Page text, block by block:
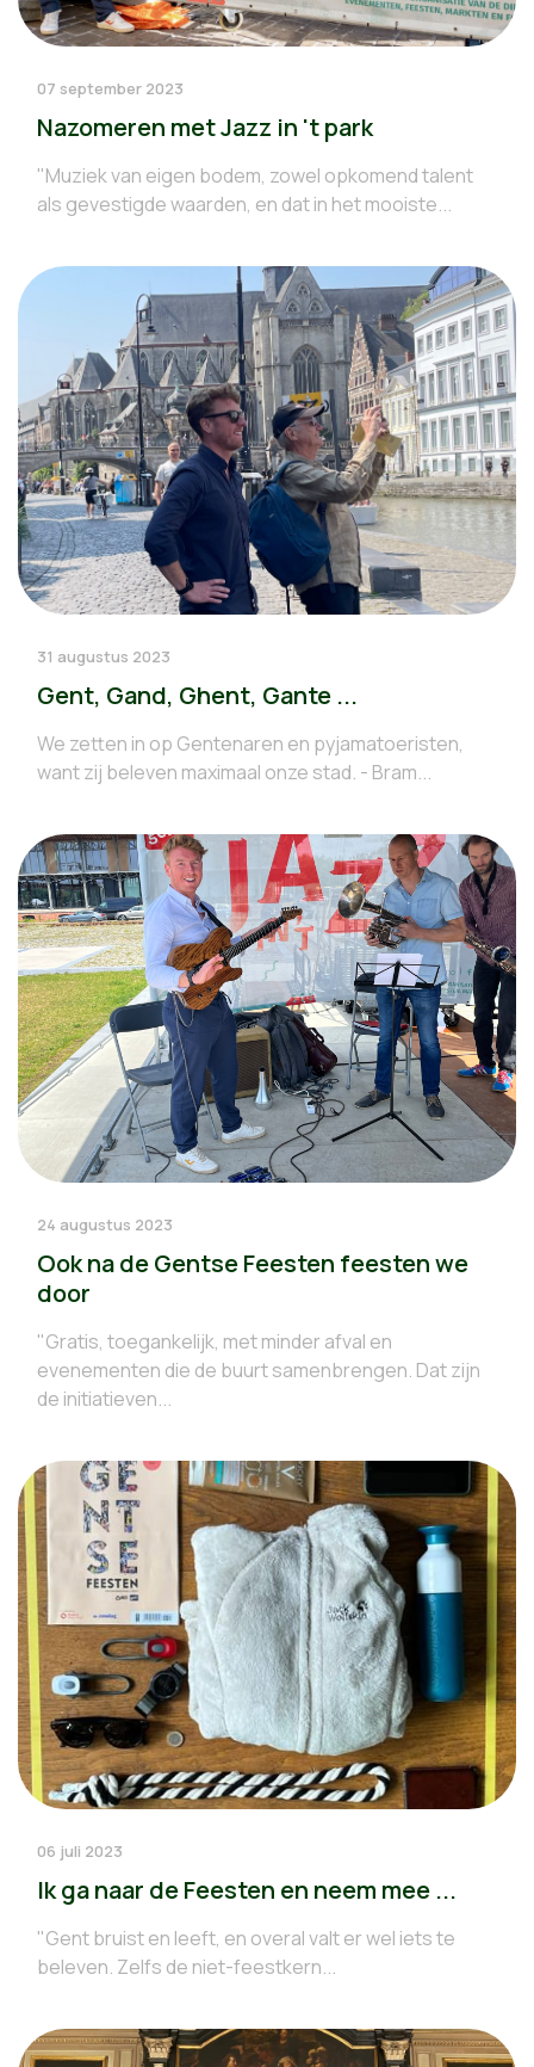
07 september 2023
Nazomeren met Jazz in 't park
"Muziek van eigen bodem, zowel opkomend talent
als gevestigde waarden, en dat in het mooiste...
31 augustus 2023
Gent, Gand, Ghent, Gante ...
We zetten in op Gentenaren en pyjamatoeristen,
want zij beleven maximaal onze stad. - Bram...
24 augustus 2023
Ook na de Gentse Feesten feesten we
door
"Gratis, toegankelijk, met minder afval en
evenementen die de buurt samenbrengen. Dat zijn
de initiatieven...
06 juli 2023
Ik ga naar de Feesten en neem mee ...
"Gent bruist en leeft, en overal valt er wel iets te
beleven. Zelfs de niet-feestkern...